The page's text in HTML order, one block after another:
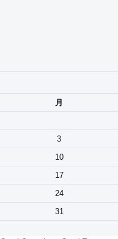
月
3
10
17
24
31